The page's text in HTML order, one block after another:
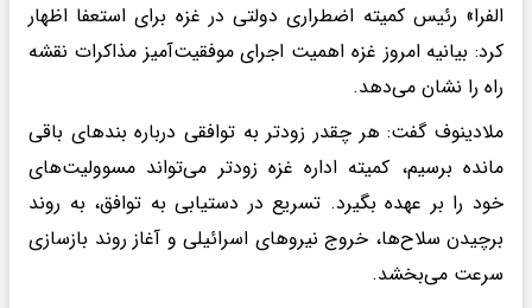
الفرا» رئیس کمیته اضطراری دولتی در غزه برای استعفا اظهار
کرد: بیانیه امروز غزه اهمیت اجرای موفقیت‌آمیز مذاکرات نقشه
راه را نشان می‌دهد.
ملادینوف گفت: هر چقدر زودتر به توافقی درباره بندهای باقی
مانده برسیم، کمیته اداره غزه زودتر می‌تواند مسوولیت‌های
خود را بر عهده بگیرد. تسریع در دستیابی به توافق، به روند
برچیدن سلاح‌ها، خروج نیروهای اسرائیلی و آغاز روند بازسازی
سرعت می‌بخشد.